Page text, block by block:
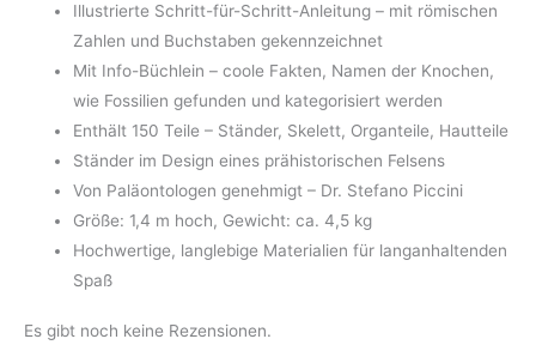
Illustrierte Schritt-für-Schritt-Anleitung – mit römischen
Zahlen und Buchstaben gekennzeichnet
Mit Info-Büchlein – coole Fakten, Namen der Knochen,
wie Fossilien gefunden und kategorisiert werden
Enthält 150 Teile – Ständer, Skelett, Organteile, Hautteile
Ständer im Design eines prähistorischen Felsens
Von Paläontologen genehmigt – Dr. Stefano Piccini
Größe: 1,4 m hoch, Gewicht: ca. 4,5 kg
Hochwertige, langlebige Materialien für langanhaltenden
Spaß
Es gibt noch keine Rezensionen.